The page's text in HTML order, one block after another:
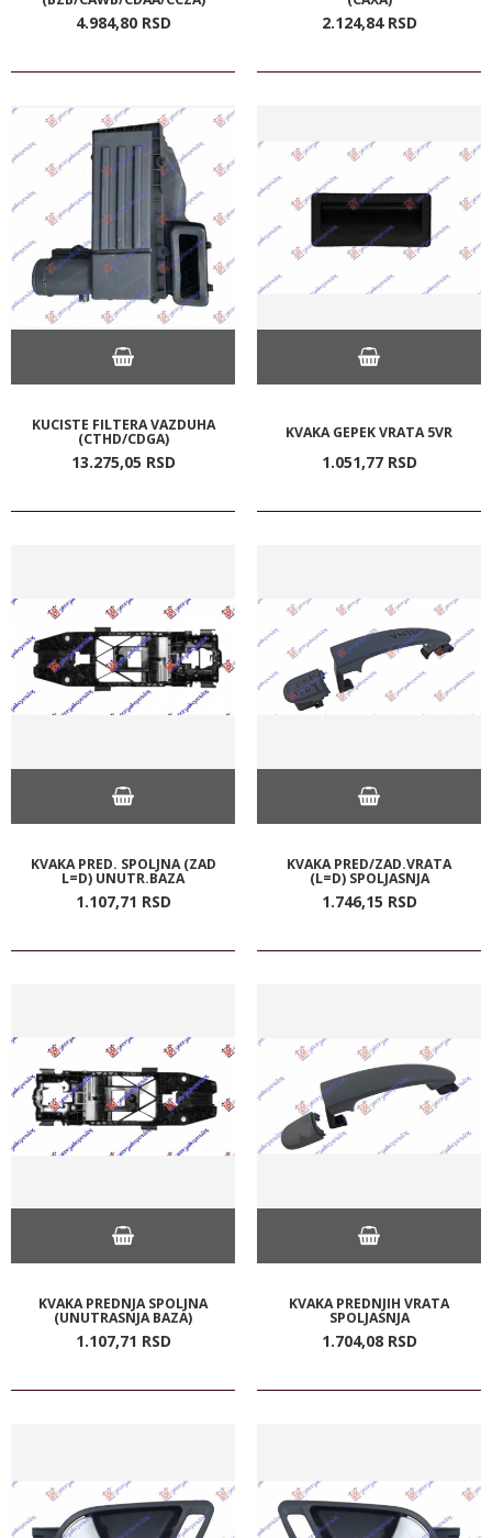
4.984,80 RSD 2.124,84 RSD
KUCISTE FILTERA VAZDUHA
(CTHD/CDGA)
13.275,05 RSD
KVAKA GEPEK VRATA 5VR
1.051,77 RSD
KVAKA PRED. SPOLJNA (ZAD
L=D) UNUTR.BAZA
1.107,71 RSD
KVAKA PRED/ZAD.VRATA
(L=D) SPOLJASNJA
1.746,15 RSD
KVAKA PREDNJA SPOLJNA
(UNUTRASNJA BAZA)
1.107,71 RSD
KVAKA PREDNJIH VRATA
SPOLJASNJA
1.704,08 RSD